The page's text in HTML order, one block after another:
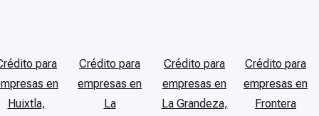
para
en
Huixtla,
Crédito para
empresas en
La
Crédito para
empresas en
La Grandeza,
Crédito para
empresas en
Frontera